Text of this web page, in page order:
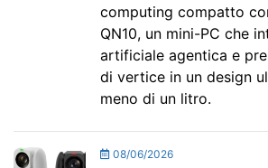
computing compatto
QN10, un mini-PC che
artificiale agentica e
di vertice in un design
meno di un litro.
08/06/2026